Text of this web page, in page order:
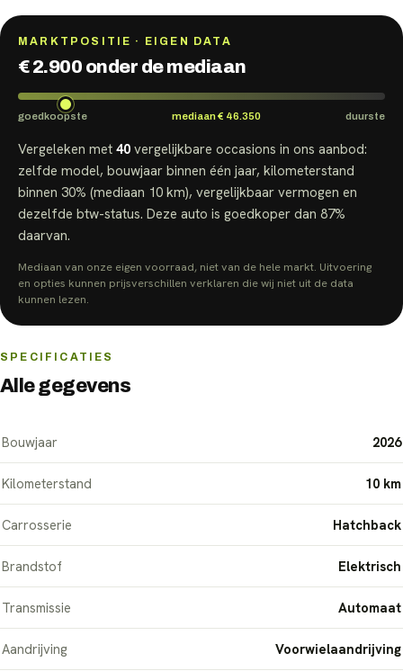
MARKTPOSITIE · EIGEN DATA
€ 2.900 onder de mediaan
goedkoopste mediaan€ 46.350 duurste
Vergeleken met 40 vergelijkbare occasions in ons aanbod:
zelfde model, bouwjaar binnen één jaar, kilometerstand
binnen 30% (mediaan 10 km), vergelijkbaar vermogen en
dezelfde btw-status. Deze auto is goedkoper dan 87%
daarvan.
Mediaan van onze eigen voorraad, niet van de hele markt. Uitvoering
en opties kunnen prijsverschillen verklaren die wij niet uit de data
kunnen lezen.
SPECIFICATIES
Alle gegevens
Bouwjaar 2026
Kilometerstand 10 km
Carrosserie Hatchback
Brandstof Elektrisch
Transmissie Automaat
Aandrijving Voorwielaandrijving